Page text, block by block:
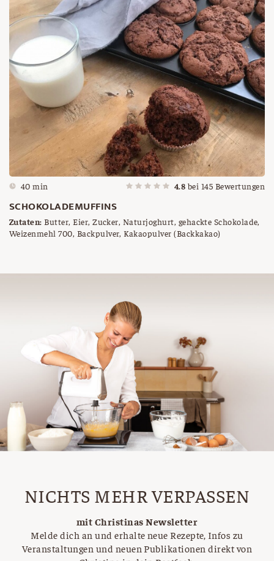
40 min 4.8 bei 145 Bewertungen
SCHOKOLADEMUFFINS
Zutaten: Butter, Eier, Zucker, Naturjoghurt, gehackte Schokolade,
Weizenmehl 700, Backpulver, Kakaopulver (Backkakao)
NICHTS MEHR VERPASSEN
mit Christinas Newsletter
Melde dich an und erhalte neue Rezepte, Infos zu
Veranstaltungen und neuen Publikationen direkt von